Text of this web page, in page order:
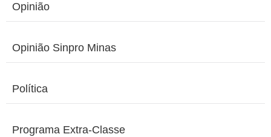
Opinião
Opinião Sinpro Minas
Política
Programa Extra-Classe